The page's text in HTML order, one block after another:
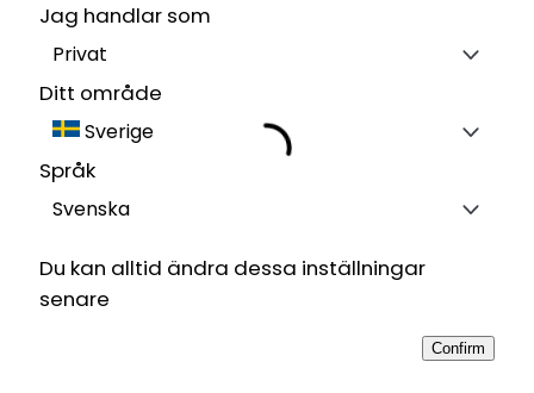
Jag handlar som
Privat
Ditt område
Sverige
Språk
Svenska
Du kan alltid ändra dessa inställningar
senare
Confirm